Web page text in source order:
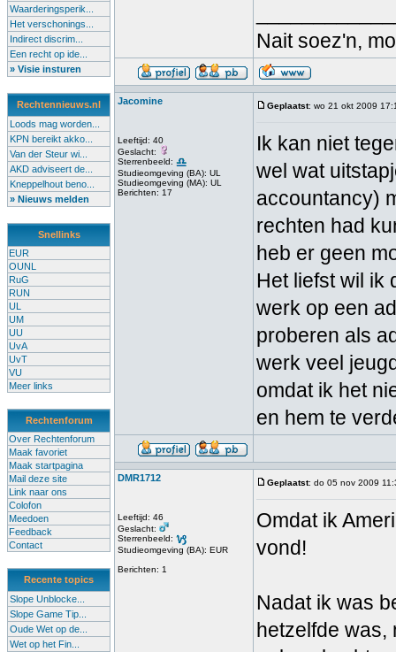
Waarderingsperik...
Het verschonings...
Indirect discrim...
Een recht op ide...
» Visie insturen
Rechtennieuws.nl
Loods mag worden...
KPN bereikt akko...
Van der Steur wi...
AKD adviseert de...
Kneppelhout beno...
» Nieuws melden
Snellinks
EUR
OUNL
RuG
RUN
UL
UM
UU
UvA
UvT
VU
Meer links
Rechtenforum
Over Rechtenforum
Maak favoriet
Maak startpagina
Mail deze site
Link naar ons
Colofon
Meedoen
Feedback
Contact
Recente topics
Slope Unblocke...
Slope Game Tip...
Oude Wet op de...
Wet op het Fin...
Nait soez'n,
Jacomine
Leeftijd: 40
Geslacht:
Sterrenbeeld:
Studieomgeving (BA): UL
Studieomgeving (MA): UL
Berichten: 17
Geplaatst: wo 21 okt 2009
Ik kan niet
wel wat
accountancy)
rechten had
heb er geen
Het liefst wil ik
werk op een
proberen als
werk veel
omdat ik het
en hem te
DMR1712
Leeftijd: 46
Geslacht:
Sterrenbeeld:
Studieomgeving (BA): EUR
Berichten: 1
Geplaatst: do 05 nov 2009
Omdat ik
vond!
Nadat ik was
hetzelfde was,